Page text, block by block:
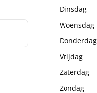
Dinsdag
Woensdag
Donderdag
Vrijdag
Zaterdag
Zondag